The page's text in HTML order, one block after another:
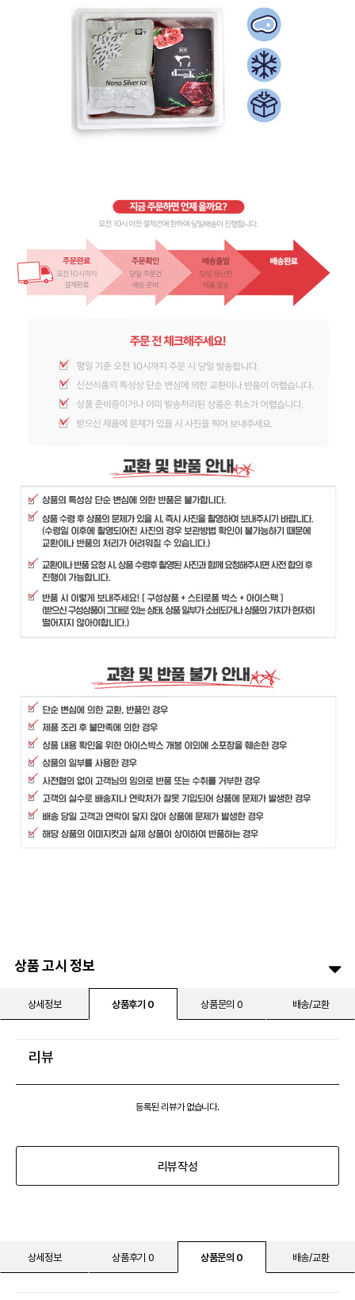
상품 고시 정보
상세정보 상품후기 0 상품문의 0 배송/교환
리뷰
등록된 리뷰가 없습니다.
리뷰작성
상세정보 상품후기 0 상품문의 0 배송/교환